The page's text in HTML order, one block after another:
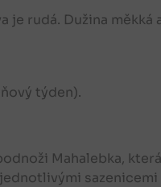
rudá. Dužina měkká
týden).
Mahalebka,